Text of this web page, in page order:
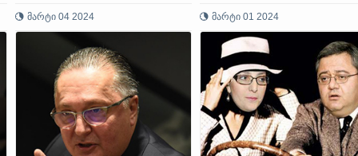
წაკიდება
მარტი 04 2024
მხარი უკრაინას
მარტი 01 2024